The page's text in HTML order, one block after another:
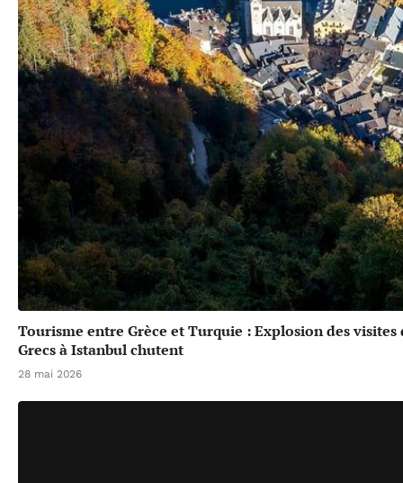
Tourisme entre Grèce et Turquie : Explosion des
Grecs à Istanbul chutent
28 mai 2026